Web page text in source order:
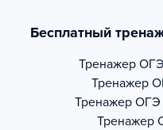
Бесплатный
Тренажер
Тренажер
Тренажер ОГЭ
Тренажер